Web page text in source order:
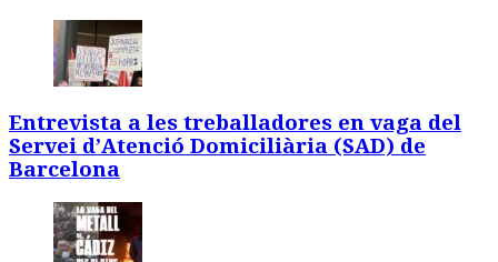
Entrevista a les treballadores en vaga del
Servei d’Atenció Domiciliària (SAD) de
Barcelona